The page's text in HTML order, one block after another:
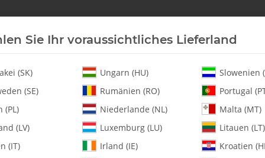
Neu an Lager Helikopter Turbine Heli-
Support - Set
Sie Ihr voraussichtliches Lieferland
(SK) Ungarn (HU)
Slowenien
(SE)
Rumänien (RO)
Portugal
(PL)
Niederlande (NL)
Malta (MT)
(LV)
Luxemburg (LU)
Litauen (LT)
(IT)
Irland (IE)
Kroatien